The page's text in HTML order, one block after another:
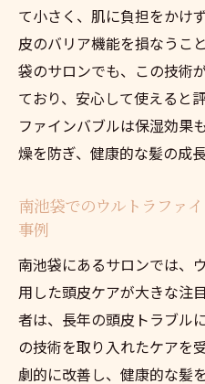
て小さく、肌に負担をかけ
皮のバリア機能を損なうこ
袋のサロンでも、この技術
ており、安心して使えると
ファインバブルは保湿効果
燥を防ぎ、健康的な髪の成
南池袋でのウルトラファ
事例
南池袋にあるサロンでは、
用した頭皮ケアが大きな注
者は、長年の頭皮トラブル
の技術を取り入れたケアを
劇的に改善し、健康的な髪